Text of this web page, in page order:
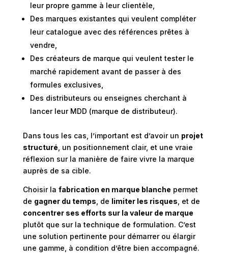
leur propre gamme à leur clientèle,
Des marques existantes qui veulent compléter
leur catalogue avec des références prêtes à
vendre,
Des créateurs de marque qui veulent tester le
marché rapidement avant de passer à des
formules exclusives,
Des distributeurs ou enseignes cherchant à
lancer leur MDD (marque de distributeur).
Dans tous les cas, l’important est d’avoir un projet
structuré , un positionnement clair, et une vraie
réflexion sur la manière de faire vivre la marque
auprès de sa cible.
Choisir la fabrication en marque blanche permet
de gagner du temps , de limiter les risques , et de
concentrer ses efforts sur la valeur de marque
plutôt que sur la technique de formulation. C’est
une solution pertinente pour démarrer ou élargir
une gamme, à condition d’être bien accompagné.